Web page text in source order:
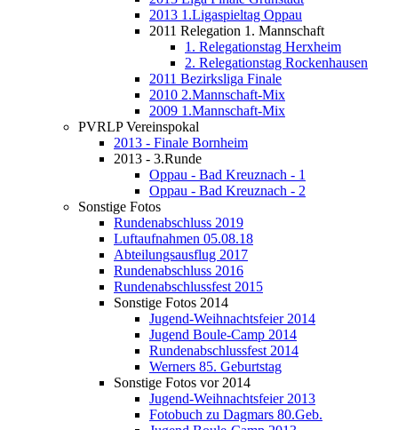
2013 1.Ligaspieltag Oppau
2011 Relegation 1. Mannschaft
1. Relegationstag Herxheim
2. Relegationstag Rockenhausen
2011 Bezirksliga Finale
2010 2.Mannschaft-Mix
2009 1.Mannschaft-Mix
PVRLP Vereinspokal
2013 - Finale Bornheim
2013 - 3.Runde
Oppau - Bad Kreuznach - 1
Oppau - Bad Kreuznach - 2
Sonstige Fotos
Rundenabschluss 2019
Luftaufnahmen 05.08.18
Abteilungsausflug 2017
Rundenabschluss 2016
Rundenabschlussfest 2015
Sonstige Fotos 2014
Jugend-Weihnachtsfeier 2014
Jugend Boule-Camp 2014
Rundenabschlussfest 2014
Werners 85. Geburtstag
Sonstige Fotos vor 2014
Jugend-Weihnachtsfeier 2013
Fotobuch zu Dagmars 80.Geb.